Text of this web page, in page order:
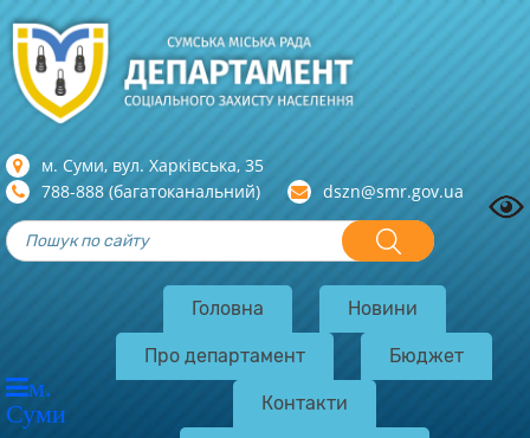
м. Суми, вул. Харкiвська, 35
788-888 (багатоканальний)
dszn@smr.gov.ua
м.
Суми
Головна Новини
Про департамент Бюджет
Контакти